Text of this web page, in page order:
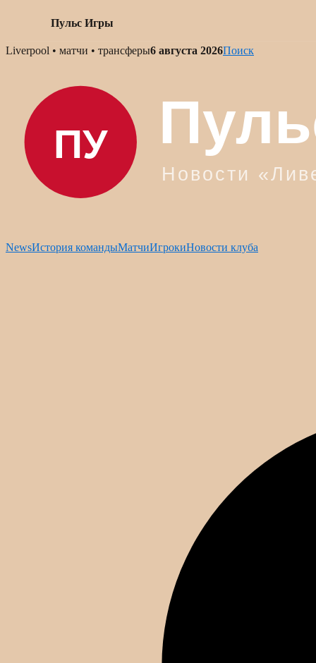
Пульс Игры
Skip
Liverpool • матчи • трансферы6 августа 2026Поиск
NewsИстория командыМатчиИгрокиНовости клуба